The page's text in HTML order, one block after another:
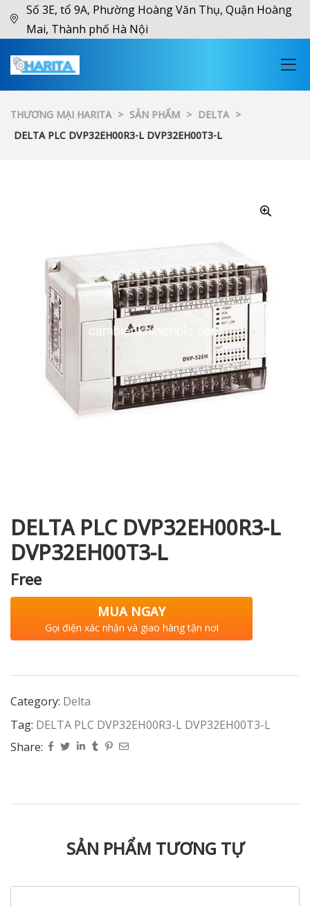
Số 3E, tổ 9A, Phường Hoàng Văn Thụ, Quận Hoàng
Mai, Thành phố Hà Nội
THƯƠNG MẠI HARITA > SẢN PHẨM > DELTA >
DELTA PLC DVP32EH00R3-L DVP32EH00T3-L
DELTA PLC DVP32EH00R3-L
DVP32EH00T3-L
Free
MUA NGAY
Gọi điện xác nhận và giao hàng tận nơi
Category: Delta
Tag: DELTA PLC DVP32EH00R3-L DVP32EH00T3-L
Share:
SẢN PHẨM TƯƠNG TỰ